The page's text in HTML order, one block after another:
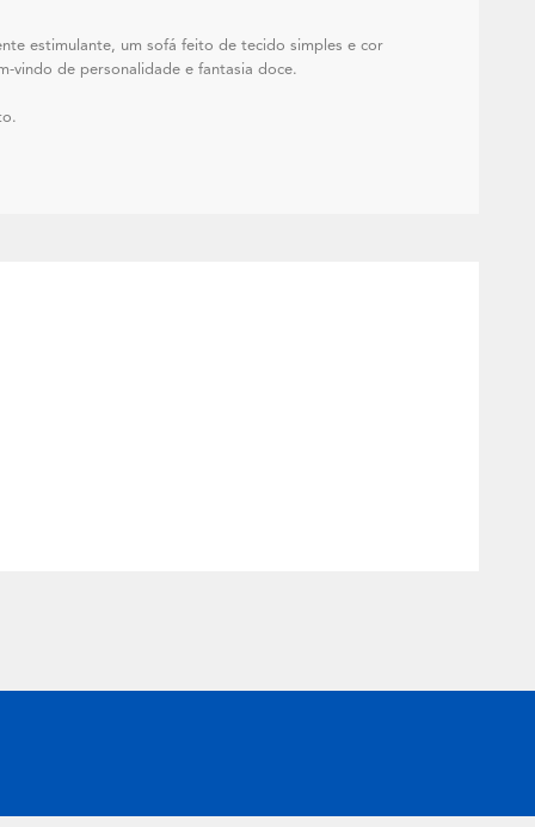
estimulante, um sofá feito de tecido simples e cor
vindo de personalidade e fantasia doce.